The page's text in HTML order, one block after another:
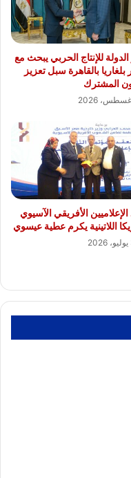
للإنتاج الحربي يبحث مع
بالقاهرة سبل تعزيز
المشترك
الإعلاميين الأفريقي الآسيوي
اللاتينية يكرم عطية عيسوي